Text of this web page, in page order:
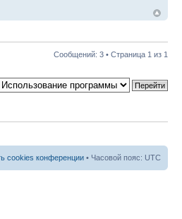
Сообщений: 3 • Страница 1 из 1
cookies конференции • Часовой пояс: UTC